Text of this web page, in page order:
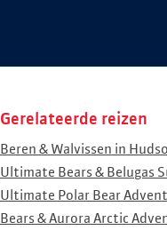
Gerelateerde reizen
Beren & Walvissen in
Ultimate Bears & Belugas
Ultimate Polar Bear
Bears & Aurora Arctic